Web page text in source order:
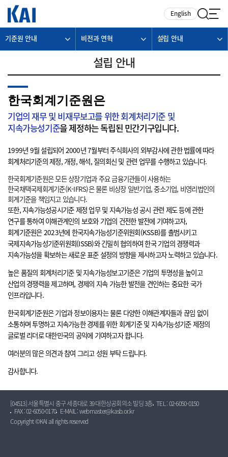
English
기준원 안내 비전과 연혁 설립 안내
설립 안내
한국회계기준원은
기업의 재무 및 비재무보고를 위한 회계처리기준 및
지속가능성기준을 제정하는 독립된 민간기구입니다.
1999년 9월 설립되어 2000년 7월부터 주식회사의 외부감사에 관한 법률에 따라
회계처리기준의 제정, 개정, 해석, 질의회신 및 관련 업무를 수행하고 있습니다.
한국회계기준원은 모든 상장기업과 주요 금융기관들이 사용하는
한국채택국제회계기준(K-IFRS)은 물론 비상장 일반기업, 중소기업, 비영리법인의
회계기준을 책임지고 있습니다.
또한, 지속가능성공시기준 제정 업무 및 지속가능성 공시 관련 제도 등에 관한
연구를 통하여 이해관계인의 보호와 기업의 건전한 발전에 기여하고자,
회계기준원은 2023년에 한국지속가능성기준위원회(KSSB)를 출범시키고
국제지속가능성기준위원회(ISSB)와 긴밀히 협의하여 한국 기업의 경쟁력과
지속가능성을 확보하는 새로운 표준 설정의 방향을 제시하고자 노력하고 있습니다.
높은 품질의 회계처리기준 및 지속가능성보고기준은 기업의 투명성을 높이고
산업의 경쟁력을 제고하며, 경제의 지속 가능한 발전을 견인하는 중요한 국가
인프라입니다.
한국회계기준원은 기업과 정보이용자는 물론 다양한 이해관계자들과 끊임 없이
소통하며 투명하고 지속가능한 경제를 위한 회계기준 및 지속가능성기준 제정의
글로벌 리더로 대한민국의 공익에 기여하고자 합니다.
여러분의 많은 의견과 참여 그리고 성원 부탁 드립니다.
감사합니다.
[04513] 서울특별시 중구 세종대로 39 대한상공회의소 빌딩 3층 TEL : 02-6050-0150
FAX : 02-6050-0170
E-MAIL : webmaster@kasb.or.kr
Copyright ©KAI all rights reserved